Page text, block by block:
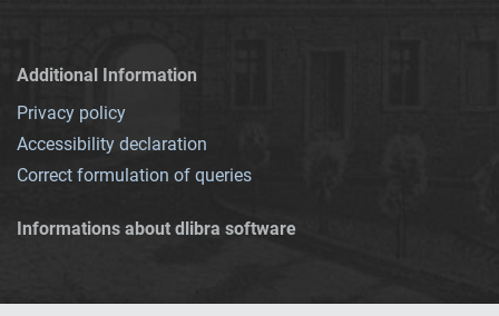
Additional Information
Privacy policy
Accessibility declaration
Correct formulation of queries
Informations about dlibra software